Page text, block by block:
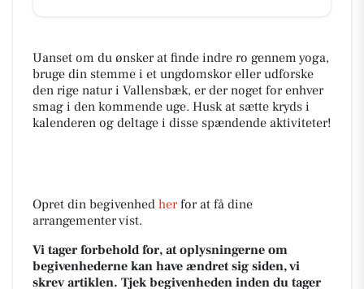
Uanset om du ønsker at finde indre ro gennem yoga,
bruge din stemme i et ungdomskor eller udforske
den rige natur i Vallensbæk, er der noget for enhver
smag i den kommende uge. Husk at sætte kryds i
kalenderen og deltage i disse spændende aktiviteter!
Opret din begivenhed herfor at få dine
arrangementer vist.
Vi tager forbehold for, at oplysningerne om
begivenhederne kan have ændret sig siden, vi
skrev artiklen. Tjek begivenheden inden du tager